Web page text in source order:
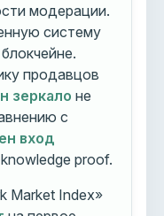
модерации.
систему
продавцов
зеркало не
с
вход
proof.
Market Index»